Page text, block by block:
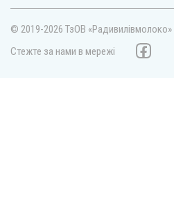
© 2019-2026 ТзОВ «Радивилівмолоко»
Стежте за нами в мережі